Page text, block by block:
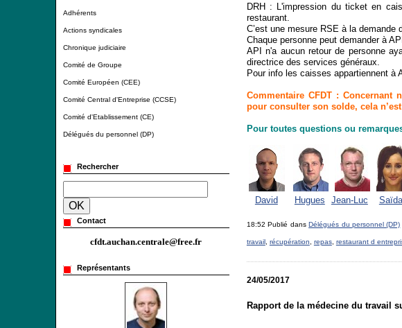
Adhérents
Actions syndicales
Chronique judiciaire
Comité de Groupe
Comité Européen (CEE)
Comité Central d'Entreprise (CCSE)
Comité d'Etablissement (CE)
Délégués du personnel (DP)
Rechercher
Contact
cfdt.auchan.centrale@free.fr
Représentants
DRH : L'impression du ticket en
restaurant.
C’est une mesure RSE à la demande
Chaque personne peut demander à
API n'a aucun retour de personne
directrice des services généraux.
Pour info les caisses appartiennent à
Commentaire CFDT : Concernant
pour consulter son solde, cela
Pour toutes questions ou
David Hugues Jean-Luc Saïda
18:52 Publié dansDélégués du personnel (DP)
travail, récupération repas, restaurant d
24/05/2017
Rapport de la médecine du travail